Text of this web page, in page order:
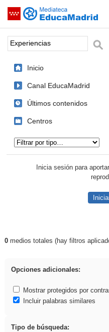
Saltar navegación
Palabra o frase:
Inicio
Canal EducaMadrid
Últimos contenidos
Centros
Inicia sesión para
Resultados de:
0medios totales (hay filtros
Opciones adicionales:
Mostrar protegidos por
Incluir palabras similares
Tipo de búsqueda: